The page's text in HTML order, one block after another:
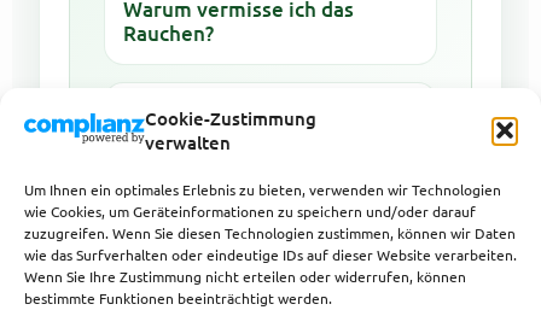
Cookie-Zustimmung
verwalten
Um Ihnen ein optimales Erlebnis zu bieten, verwenden wir Technologien
wie Cookies, um Geräteinformationen zu speichern und/oder darauf
zuzugreifen. Wenn Sie diesen Technologien zustimmen, können wir Daten
wie das Surfverhalten oder eindeutige IDs auf dieser Website verarbeiten.
Wenn Sie Ihre Zustimmung nicht erteilen oder widerrufen, können
bestimmte Funktionen beeinträchtigt werden.
Warum vermisse ich das
Rauchen?
Leere nach Rauchstopp
Ständig ans Rauchen denken
Rauchfrei bleiben